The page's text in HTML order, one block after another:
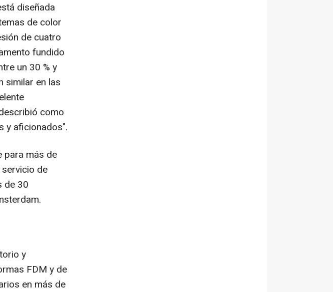
diseñada
de color
de cuatro
fundido
un 30 % y
similar en las
como
y aficionados".
para más de
de
de 30
y
FDM y de
en más de